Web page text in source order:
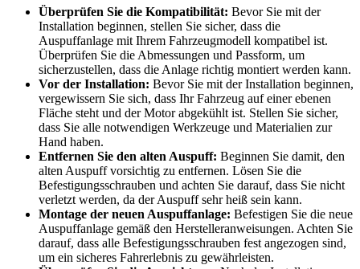
Überprüfen Sie die Kompatibilität: Bevor Sie mit der
Installation beginnen, stellen Sie sicher, dass die
Auspuffanlage mit Ihrem Fahrzeugmodell kompatibel ist.
Überprüfen Sie die Abmessungen und Passform, um
sicherzustellen, dass die Anlage richtig montiert werden kann.
Vor der Installation: Bevor Sie mit der Installation beginnen,
vergewissern Sie sich, dass Ihr Fahrzeug auf einer ebenen
Fläche steht und der Motor abgekühlt ist. Stellen Sie sicher,
dass Sie alle notwendigen Werkzeuge und Materialien zur
Hand haben.
Entfernen Sie den alten Auspuff: Beginnen Sie damit, den
alten Auspuff vorsichtig zu entfernen. Lösen Sie die
Befestigungsschrauben und achten Sie darauf, dass Sie nicht
verletzt werden, da der Auspuff sehr heiß sein kann.
Montage der neuen Auspuffanlage: Befestigen Sie die neue
Auspuffanlage gemäß den Herstelleranweisungen. Achten Sie
darauf, dass alle Befestigungsschrauben fest angezogen sind,
um ein sicheres Fahrerlebnis zu gewährleisten.